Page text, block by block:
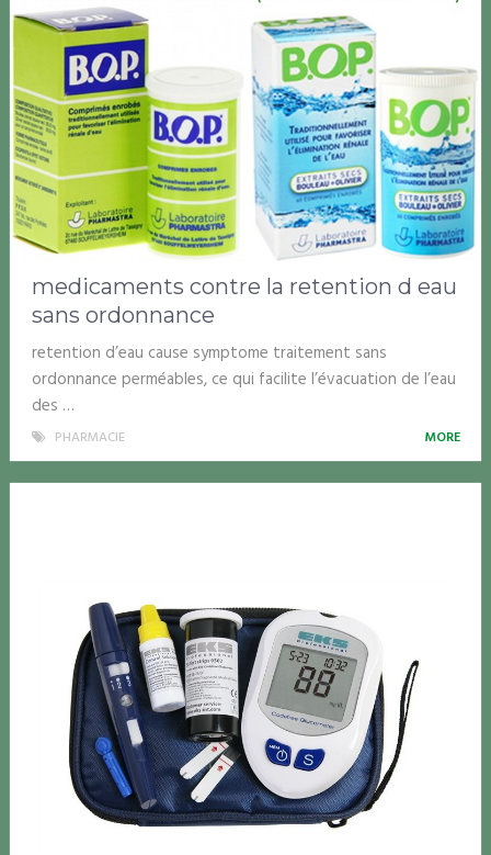
medicaments contre la retention d eau
sans ordonnance
retention d’eau cause symptome traitement sans
ordonnance perméables, ce qui facilite l’évacuation de l’eau
des …
PHARMACIE MORE